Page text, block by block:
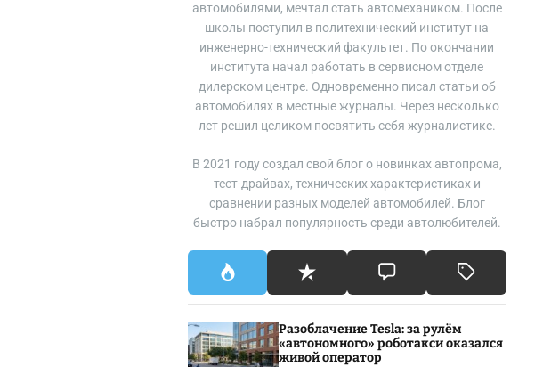
автомобилями, мечтал стать автомехаником. После
школы поступил в политехнический институт на
инженерно-технический факультет. По окончании
института начал работать в сервисном отделе
дилерском центре. Одновременно писал статьи об
автомобилях в местные журналы. Через несколько
лет решил целиком посвятить себя журналистике.
В 2021 году создал свой блог о новинках автопрома,
тест-драйвах, технических характеристиках и
сравнении разных моделей автомобилей. Блог
быстро набрал популярность среди автолюбителей.
Разоблачение Tesla: за рулём
«автономного» роботакси оказался
живой оператор